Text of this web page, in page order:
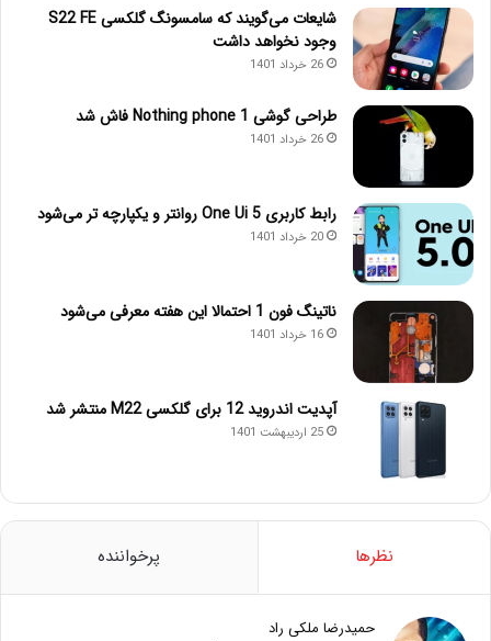
شایعات می‌گویند که سامسونگ گلکسی S22 FE
وجود نخواهد داشت
26 خرداد 1401
طراحی گوشی Nothing phone 1 فاش شد
26 خرداد 1401
رابط کاربری One Ui 5 روانتر و یکپارچه تر می‌شود
20 خرداد 1401
ناتینگ فون 1 احتمالا این هفته معرفی می‌شود
16 خرداد 1401
آپدیت اندروید 12 برای گلکسی M22 منتشر شد
25 اردیبهشت 1401
نظرها پرخواننده
حمیدرضا ملکی راد